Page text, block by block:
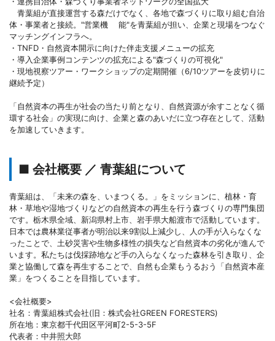
青葉組が直接運営する森だけでなく、各地で森づくりに取り組む自治
体・事業者と接続。"営業機 能"を青葉組が担い、企業と現場をつなぐ
マッチングインフラへ。
・TNFD・自然資本開示に向けた伴走支援メニューの拡充
・導入企業事例コンテンツの拡充による"森づくりの可視化"
・現地視察ツアー・ワークショップの定期開催（6/10ツアーを皮切りに
継続予定）
「自然資本の再生が社会の当たり前となり、自然資源が余すことなく循
環する社会」の実現に向け、企業と森のあいだに立つ存在として、活動
を加速していきます。
■ 会社概要 ／ 青葉組について
青葉組は、「未来の森を、いまつくる。」をミッションに、植林・育
林・草地や湿地づくりなどの自然資本の再生を行う森づくりの専門集団
です。栃木県全域、新潟県村上市、岩手県大船渡市で活動しています。
日本では農林業従事者が明治以来9割以上減少し、人の手が入らなくな
ったことで、土砂災害や生物多様性の損失など自然資本の劣化が進んで
います。私たちは伐採跡地など手の入らなくなった森林を引き取り、企
業と協働して森を再生することで、自然も企業もうるおう「自然資本産
業」をつくることを目指しています。
<会社概要>
社名：青葉組株式会社(旧：株式会社GREEN FORESTERS)
所在地：東京都千代田区平河町2-5-3-5F
代表者：中井照大郎